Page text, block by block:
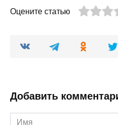
Оцените статью
Добавить
Имя